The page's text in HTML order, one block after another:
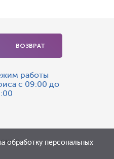
ВОЗВРАТ
работы
с 09:00 до
обработку персональных